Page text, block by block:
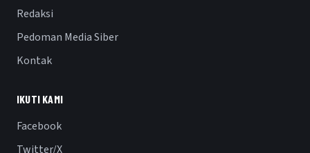
Redaksi
Pedoman Media Siber
Kontak
IKUTI KAMI
Facebook
Twitter/X